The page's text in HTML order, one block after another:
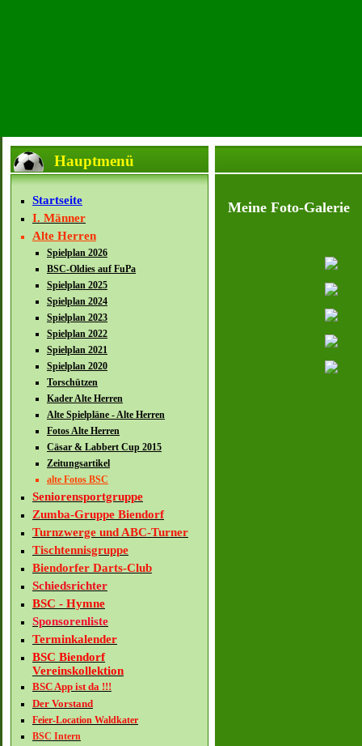
Hauptmenü
Startseite
I. Männer
Alte Herren
Spielplan 2026
BSC-Oldies auf FuPa
Spielplan 2025
Spielplan 2024
Spielplan 2023
Spielplan 2022
Spielplan 2021
Spielplan 2020
Torschützen
Kader Alte Herren
Alte Spielpläne - Alte Herren
Fotos Alte Herren
Cäsar & Labbert Cup 2015
Zeitungsartikel
alte Fotos BSC
Seniorensportgruppe
Zumba-Gruppe Biendorf
Turnzwerge und ABC-Turner
Tischtennisgruppe
Biendorfer Darts-Club
Schiedsrichter
BSC - Hymne
Sponsorenliste
Terminkalender
BSC Biendorf
Vereinskollektion
BSC App ist da !!!
Der Vorstand
Feier-Location Waldkater
BSC Intern
Meine Foto-Galerie